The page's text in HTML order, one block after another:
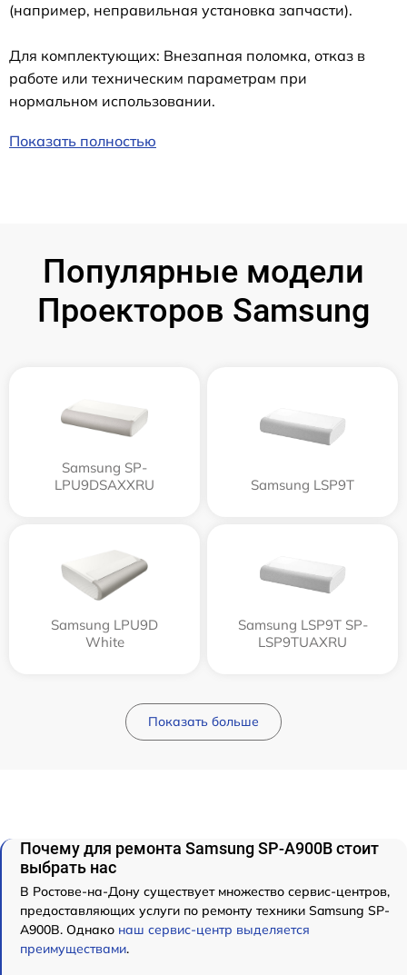
(например, неправильная установка запчасти).
Для комплектующих: Внезапная поломка, отказ в
работе или техническим параметрам при
нормальном использовании.
Показать полностью
Популярные модели
Проекторов Samsung
Samsung SP-
LPU9DSAXXRU
Samsung LSP9T
Samsung LPU9D
White
Samsung LSP9T SP-
LSP9TUAXRU
Показать больше
Почему для ремонта Samsung SP-A900B стоит
выбрать нас
В Ростове-на-Дону существует множество сервис-центров,
предоставляющих услуги по ремонту техники Samsung SP-
A900B. Однако наш сервис-центр выделяется
преимуществами.